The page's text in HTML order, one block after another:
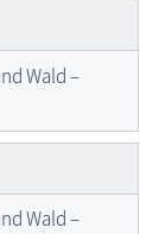
Wald –
Wald –